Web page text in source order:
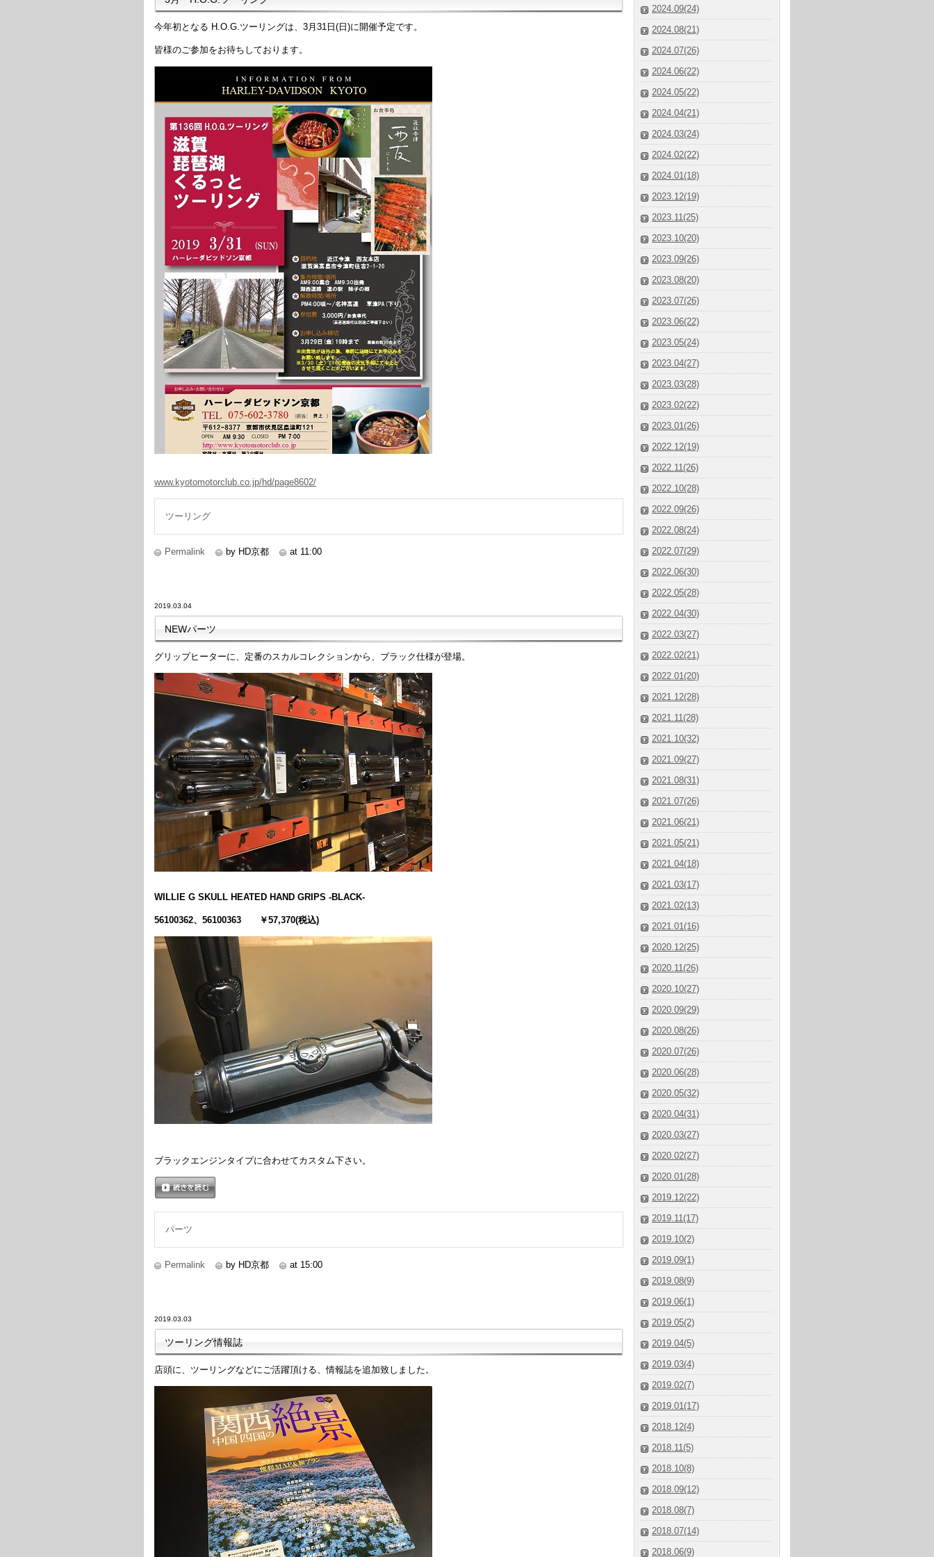
今年初となる H.O.G.ツーリングは、3月31日(日)に開催予定です。
皆様のご参加をお待ちしております。
www.kyotomotorclub.co.jp/hd/page8602/
ツーリング
Permalink by HD京都 at 11:00
2019.03.04
NEWパーツ
グリップヒーターに、定番のスカルコレクションから、ブラック仕様が登場。
WILLIE G SKULL HEATED HAND GRIPS -BLACK-
56100362、56100363 ￥57,370(税込)
ブラックエンジンタイプに合わせてカスタム下さい。
パーツ
Permalink by HD京都 at 15:00
2019.03.03
ツーリング情報誌
店頭に、ツーリングなどにご活躍頂ける、情報誌を追加致しました。
2024.09(24)
2024.08(21)
2024.07(26)
2024.06(22)
2024.05(22)
2024.04(21)
2024.03(24)
2024.02(22)
2024.01(18)
2023.12(19)
2023.11(25)
2023.10(20)
2023.09(26)
2023.08(20)
2023.07(26)
2023.06(22)
2023.05(24)
2023.04(27)
2023.03(28)
2023.02(22)
2023.01(26)
2022.12(19)
2022.11(26)
2022.10(28)
2022.09(26)
2022.08(24)
2022.07(29)
2022.06(30)
2022.05(28)
2022.04(30)
2022.03(27)
2022.02(21)
2022.01(20)
2021.12(28)
2021.11(28)
2021.10(32)
2021.09(27)
2021.08(31)
2021.07(26)
2021.06(21)
2021.05(21)
2021.04(18)
2021.03(17)
2021.02(13)
2021.01(16)
2020.12(25)
2020.11(26)
2020.10(27)
2020.09(29)
2020.08(26)
2020.07(26)
2020.06(28)
2020.05(32)
2020.04(31)
2020.03(27)
2020.02(27)
2020.01(28)
2019.12(22)
2019.11(17)
2019.10(2)
2019.09(1)
2019.08(9)
2019.06(1)
2019.05(2)
2019.04(5)
2019.03(4)
2019.02(7)
2019.01(17)
2018.12(4)
2018.11(5)
2018.10(8)
2018.09(12)
2018.08(7)
2018.07(14)
2018.06(9)